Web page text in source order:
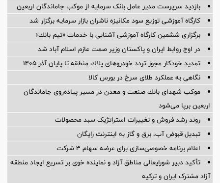
بازدید سرپرست مدیر عامل بانک سرمایه از موکب جاماندگان اربعین
کارگاه آموزشی توزیع سود مکانیزه ناشران بازار سرمایه برگزار شد
برگزاری ششمین كارگاه آموزشی آشنایی با خدمات «تیم بانك»
در اوج روابط ایران و پاکستان وزیر صمت عازم اسلام آباد شد
تمدید خودكار مجوز تردد خودروهای پلاك منطقه تا پایان آذر ۱۴۰۵
نگاهی به عملکرد طلای سرخ در بورس کالا
موكب شهدای بانك صنعت و معدن در مسیر پیاده‌روی جاماندگان
اربعین برپا می‌شود
روند رشد فروش و تغییرات استراتژیک سبد محصولات
تبدیل قبوض آب، برق و گاز به اینترنت رایگان
اعلام برنامه خصوصی‌سازی برای عرضه سهام ۳ شرکت
تأکید دبیر شورایعالی مناطق آزاد و نماینده خوی بر تسریع ایجاد منطقه
آزاد مشترک ایران و ترکیه